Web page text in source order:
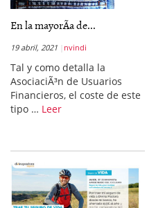
En la mayorÃ­a de...
19 abril, 2021 nvindi
Tal y como detalla la
AsociaciÃ³n de Usuarios
Financieros, el coste de este
tipo … Leer